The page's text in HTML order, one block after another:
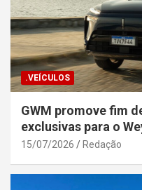
.VEÍCULOS
GWM promove fim
exclusivas para o
15/07/2026 Redação